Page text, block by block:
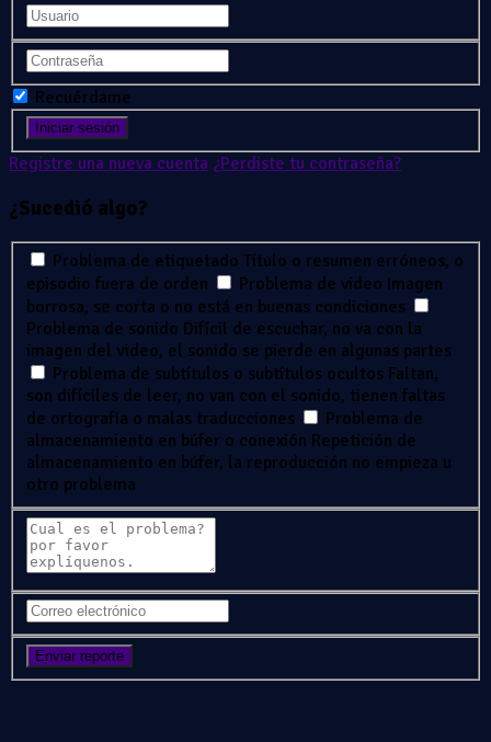
Recuérdame
Registre una nueva cuenta ¿Perdiste tu contraseña?
¿Sucedió algo?
Problema de etiquetado Título o resumen erróneos, o
episodio fuera de orden
Problema de vídeo Imagen
borrosa, se corta o no está en buenas condiciones
Problema de sonido Difícil de escuchar, no va con la
imagen del video, el sonido se pierde en algunas partes
Problema de subtítulos o subtítulos ocultos Faltan,
son difíciles de leer, no van con el sonido, tienen faltas
de ortografía o malas traducciones
Problema de
almacenamiento en búfer o conexión Repetición de
almacenamiento en búfer, la reproducción no empieza u
otro problema